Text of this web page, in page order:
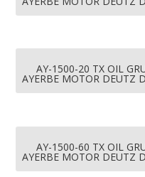
AY-1500-20 TX OIL
AYERBE MOTOR DEUTZ
AY-1500-60 TX OIL
AYERBE MOTOR DEUTZ